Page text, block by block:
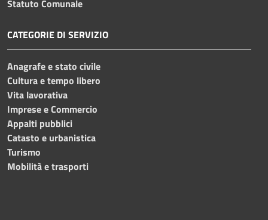
Statuto Comunale
CATEGORIE DI SERVIZIO
Anagrafe e stato civile
Cultura e tempo libero
Vita lavorativa
Imprese e Commercio
Appalti pubblici
Catasto e urbanistica
Turismo
Mobilità e trasporti